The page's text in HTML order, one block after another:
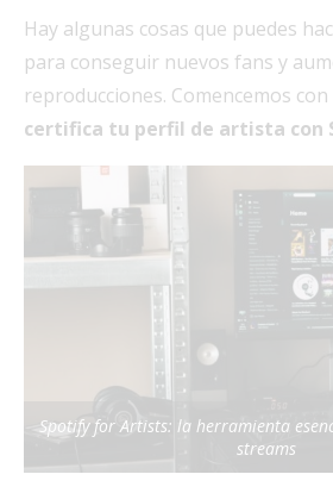
Hay algunas cosas que puedes
para conseguir nuevos fans y
reproducciones. Comencemos
certifica tu perfil de artista con
Spotify for Artists: la herramienta
streams